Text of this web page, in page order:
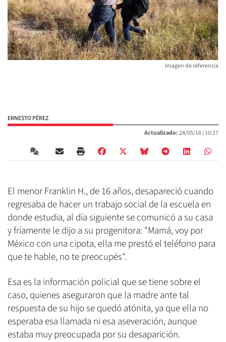
Imagen de referencia
ERNESTO PÉREZ
Actualizado:24/05/18 | 10:27
El menor Franklin H., de 16 años, desapareció cuando
regresaba de hacer un trabajo social de la escuela en
donde estudia, al día siguiente se comunicó a su casa
y fríamente le dijo a su progenitora: "Mamá, voy por
México con una cipota, ella me prestó el teléfono para
que te hable, no te preocupés".
Esa es la información policial que se tiene sobre el
caso, quienes aseguraron que la madre ante tal
respuesta de su hijo se quedó atónita, ya que ella no
esperaba esa llamada ni esa aseveración, aunque
estaba muy preocupada por su desaparición.